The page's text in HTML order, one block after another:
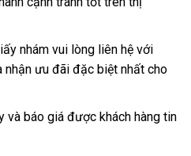
nhám vui lòng liên hệ với
ưu đãi đặc biệt nhất cho
báo giá được khách hàng tin